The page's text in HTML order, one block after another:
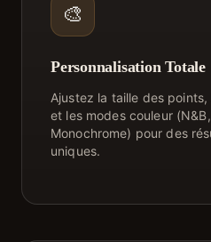
🎨
Personnalisation Totale
Ajustez la taille des
et les modes couleur
Monochrome) pour des
uniques.